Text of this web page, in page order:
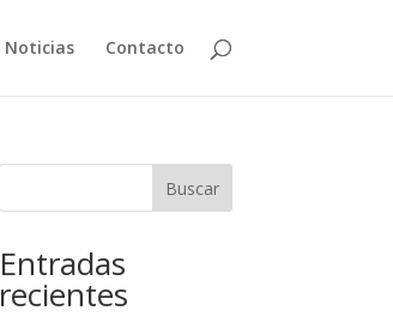
Noticias Contacto
Buscar
Entradas
recientes